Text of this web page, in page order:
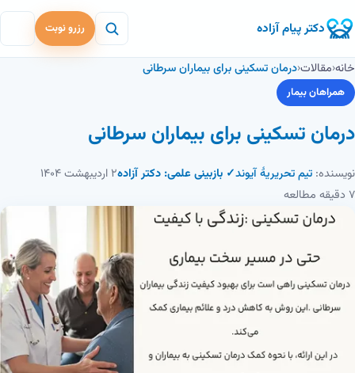
دکتر پیام آزاده رزرو نوبت
خانه‹مقالات‹درمان تسکینی برای بیماران سرطانی
همراهان بیمار
درمان تسکینی برای بیماران سرطانی
نویسنده: تیم تحریریهٔ آیوند✓ بازبینی علمی: دکتر آزاده۲ اردیبهشت ۱۴۰۴